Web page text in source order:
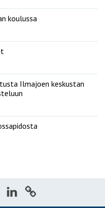
koulussa
Ilmajoen keskustan